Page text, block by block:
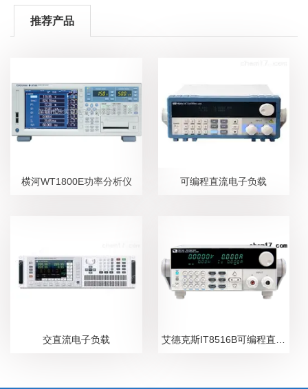
推荐产品
横河WT1800E功率分析仪 可编程直流电子负载
交直流电子负载